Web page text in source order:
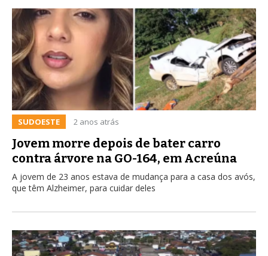
SUDOESTE 2 anos atrás
Jovem morre depois de bater carro
contra árvore na GO-164, em Acreúna
A jovem de 23 anos estava de mudança para a casa dos avós,
que têm Alzheimer, para cuidar deles